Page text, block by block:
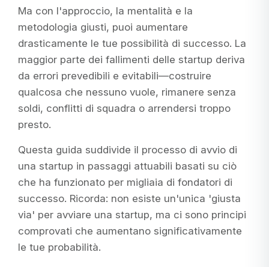
Ma con l'approccio, la mentalità e la
metodologia giusti, puoi aumentare
drasticamente le tue possibilità di successo. La
maggior parte dei fallimenti delle startup deriva
da errori prevedibili e evitabili—costruire
qualcosa che nessuno vuole, rimanere senza
soldi, conflitti di squadra o arrendersi troppo
presto.
Questa guida suddivide il processo di avvio di
una startup in passaggi attuabili basati su ciò
che ha funzionato per migliaia di fondatori di
successo. Ricorda: non esiste un'unica 'giusta
via' per avviare una startup, ma ci sono principi
comprovati che aumentano significativamente
le tue probabilità.